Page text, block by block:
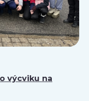
výcviku na